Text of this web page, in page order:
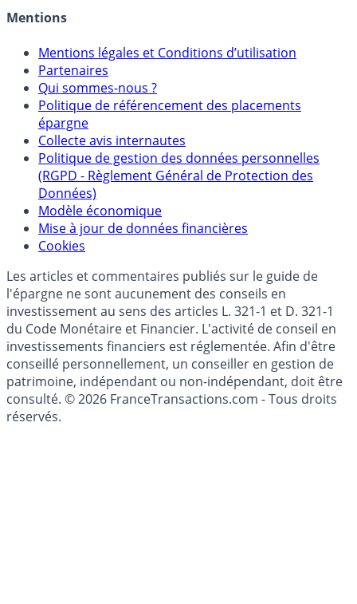
Mentions légales et Conditions d’utilisation
Partenaires
Qui sommes-nous ?
Politique de référencement des placements
épargne
Collecte avis internautes
Politique de gestion des données personnelles
(RGPD - Règlement Général de Protection des
Données)
Modèle économique
Mise à jour de données financières
Cookies
Les articles et commentaires publiés sur le guide de
l'épargne ne sont aucunement des conseils en
investissement au sens des articles L. 321-1 et D. 321-1
du Code Monétaire et Financier. L'activité de conseil en
investissements financiers est réglementée. Afin d'être
conseillé personnellement, un conseiller en gestion de
patrimoine, indépendant ou non-indépendant, doit être
consulté. © 2026 FranceTransactions.com - Tous droits